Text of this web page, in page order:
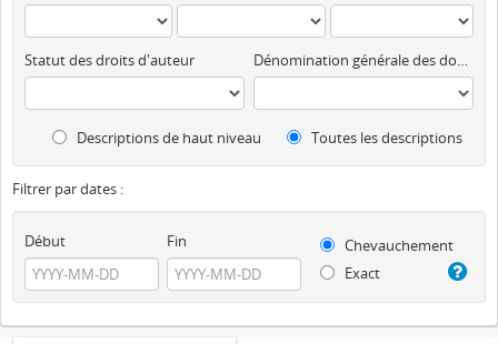
Statut des droits d'auteur Dénomination générale des documents
Descriptions de haut niveau Toutes les descriptions
Filtrer par dates :
Début Fin
Chevauchement
Exact